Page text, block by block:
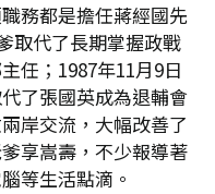
務都是擔任蔣經國先
取代了長期掌握政戰
任；1987年11月9日
了張國英成為退輔會
岸交流，大幅改善了
享嵩壽，不少報導著
等生活點滴。